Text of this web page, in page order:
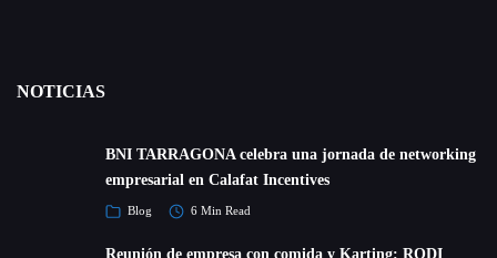
NOTICIAS
BNI TARRAGONA celebra una jornada de networking
empresarial en Calafat Incentives
Blog 6 Min Read
Reunión de empresa con comida y Karting: RODI